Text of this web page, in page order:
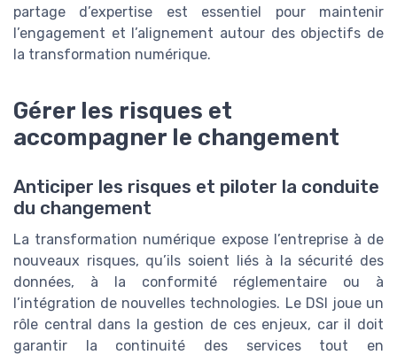
partage d’expertise est essentiel pour maintenir
l’engagement et l’alignement autour des objectifs de
la transformation numérique.
Gérer les risques et
accompagner le changement
Anticiper les risques et piloter la conduite
du changement
La transformation numérique expose l’entreprise à de
nouveaux risques, qu’ils soient liés à la sécurité des
données, à la conformité réglementaire ou à
l’intégration de nouvelles technologies. Le DSI joue un
rôle central dans la gestion de ces enjeux, car il doit
garantir la continuité des services tout en